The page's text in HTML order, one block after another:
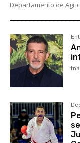
Departamento de